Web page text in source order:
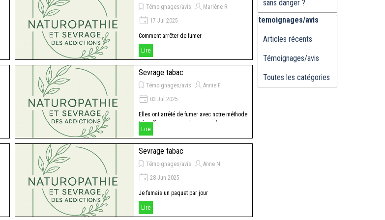
Témoignages/avis
Marlène R.
17 Jul 2025
Comment arrêter de fumer
Lire
Sevrage tabac
Témoignages/avis
Annie F.
03 Jul 2025
Elles ont arrêté de fumer avec notre méthode
très efficace...suivre leur exemple
Lire
Sevrage tabac
Témoignages/avis
Anne N.
28 Jun 2025
Je fumais un paquet par jour
Lire
sans danger ?
Sauter le bloc temoignages/avis
temoignages/avis
Articles récents
Témoignages/avis
Toutes les catégories